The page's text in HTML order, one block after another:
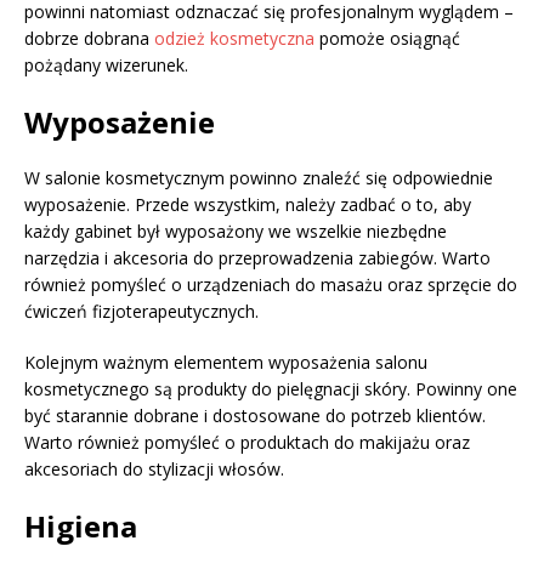
powinni natomiast odznaczać się profesjonalnym wyglądem –
dobrze dobrana odzież kosmetyczna pomoże osiągnąć
pożądany wizerunek.
Wyposażenie
W salonie kosmetycznym powinno znaleźć się odpowiednie
wyposażenie. Przede wszystkim, należy zadbać o to, aby
każdy gabinet był wyposażony we wszelkie niezbędne
narzędzia i akcesoria do przeprowadzenia zabiegów. Warto
również pomyśleć o urządzeniach do masażu oraz sprzęcie do
ćwiczeń fizjoterapeutycznych.
Kolejnym ważnym elementem wyposażenia salonu
kosmetycznego są produkty do pielęgnacji skóry. Powinny one
być starannie dobrane i dostosowane do potrzeb klientów.
Warto również pomyśleć o produktach do makijażu oraz
akcesoriach do stylizacji włosów.
Higiena